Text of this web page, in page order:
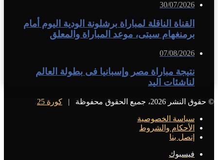
30/07/2026
القناة الناقلة لمباراة برشلونة الودية اليوم أمام
برمنغهام سيتى، موعد المباراة والمعلق
07/08/2026
نتيجة مباراة مصر وإسبانيا فى بطولة العالم
لناشئات اليد
© حقوق النشر 2026، جميع الحقوق محفوظة | كورة 25
سياسة الخصوصية
الأحكام والشروط
إتصل بنا
فيسبوك